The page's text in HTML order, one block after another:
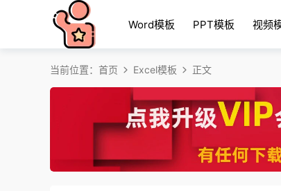
Word模板 PPT模板 视频
当前位置： 首页 Excel模板 正文